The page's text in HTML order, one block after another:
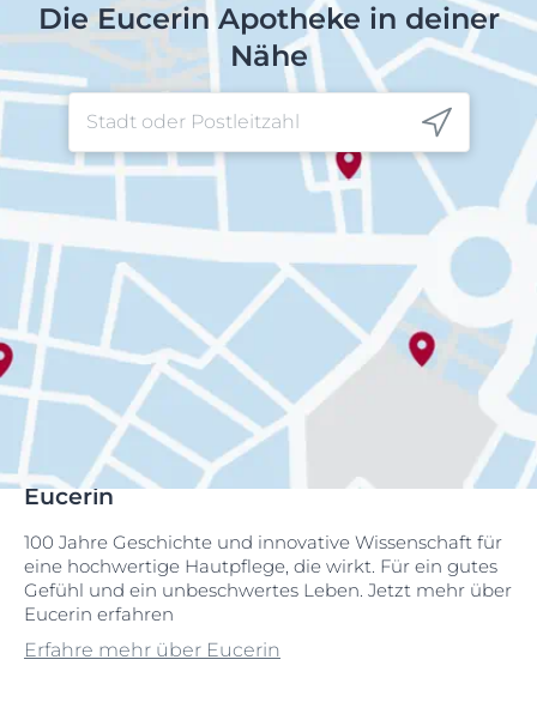
Die Eucerin Apotheke in deiner
Nähe
Eucerin
100 Jahre Geschichte und innovative Wissenschaft für
eine hochwertige Hautpflege, die wirkt. Für ein gutes
Gefühl und ein unbeschwertes Leben. Jetzt mehr über
Eucerin erfahren
Erfahre mehr über Eucerin